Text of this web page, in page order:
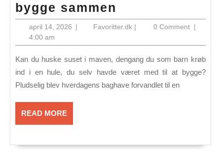
bygge sammen
Til
legendariske
huler
april 14, 2026april
2026
| Favoritter.dkFavoritter.dk
| 0 Comment |
4:00 am
Kan du huske suset i maven, dengang du som barn krøb
ind i en hule, du selv havde været med til at bygge?
Pludselig blev hverdagens baghave forvandlet til en
READ MOREREAD
MORE